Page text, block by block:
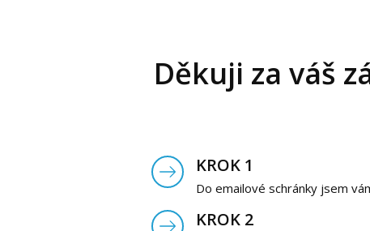
Děkuji za váš
KROK 1
Do emailové schránky jsem
KROK 2